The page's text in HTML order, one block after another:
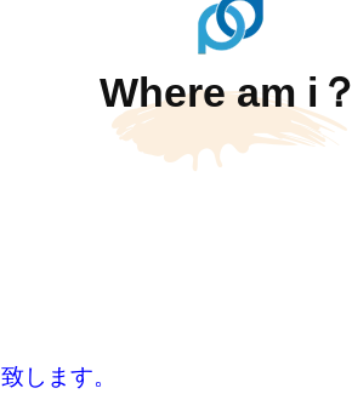
Where am i？
します。